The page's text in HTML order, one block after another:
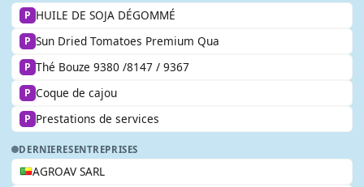
P HUILE DE SOJA DÉGOMMÉ
P Sun Dried Tomatoes Premium Qua
P Thé Bouze 9380 /8147 / 9367
P Coque de cajou
P Prestations de services
DERNIERESENTREPRISES
AGROAV SARL